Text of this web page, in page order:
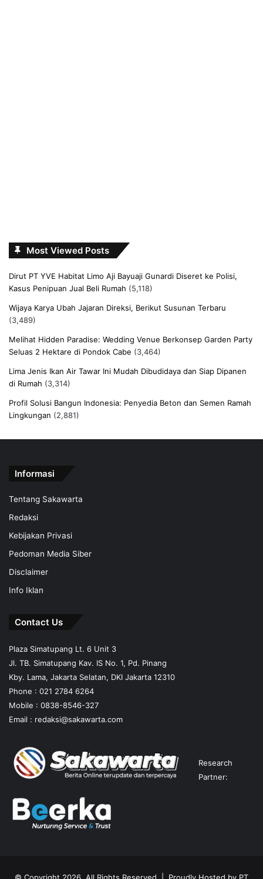
Most Viewed Posts
Dirut PT YVE Habitat Limo Aji Bayuaji Gunardi Diseret ke Polisi,
Kasus Penipuan Jual Beli Rumah (5,118)
Wijaya Karya Ubah Jajaran Direksi, Berikut Susunan Terbaru
(3,489)
Melihat Hidden Paradise: Wedding Venue Berkonsep Garden Party
Seluas 2 Hektare di Pondok Cabe (3,464)
Lima Jenis Ikan Air Tawar Ini Mudah Dibudidaya dan Siap Dipanen
di Rumah (3,314)
Profil Solusi Bangun Indonesia: Penyedia Beton dan Semen Ramah
Lingkungan (2,881)
Informasi
Tentang Sakawarta
Redaksi
Kebijakan Privasi
Pedoman Media Siber
Disclaimer
Info Iklan
Contact Us
Plaza Simatupang Lt. 6 Unit 3
Jl. TB. Simatupang Kav. IS No. 1, Pd. Pinang
Kby. Lama, Jakarta Selatan, DKI Jakarta 12310
Phone : 021 2784 6264
Mobile : 0838-8546-327
Email : redaksi@sakawarta.com
Research
Partner:
© Copyright 2026, All Rights Reserved | Proudly Hosted by PT